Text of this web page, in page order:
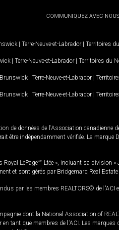
COMMUNIQUEZ AVEC NOUS
Terre-Neuve-et-Labrador Territoires
Terre-Neuve-et-Labrador Territoires du
Terre-Neuve-et-Labrador
Terre-Neuve-et-Labrador
de données de l'Association canadienne
indépendamment vérifiée. La
LePageMD Ltée », incluant sa division «
et sont gérés par Bridgemarq Real Estate
par les membres REALTORS® de l'ACI
dont la National Association of
tant que membres de l'ACI. Les